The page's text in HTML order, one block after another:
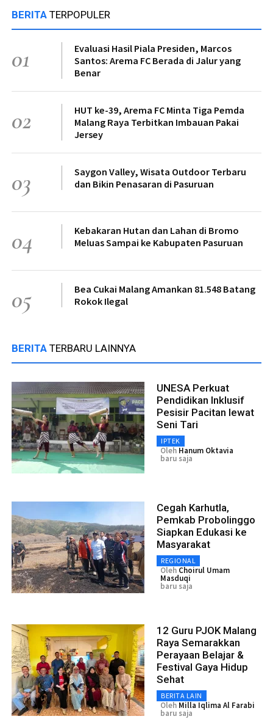
BERITA TERPOPULER
01
Evaluasi Hasil Piala Presiden, Marcos
Santos: Arema FC Berada di Jalur yang
Benar
02
HUT ke-39, Arema FC Minta Tiga Pemda
Malang Raya Terbitkan Imbauan Pakai
Jersey
03
Saygon Valley, Wisata Outdoor Terbaru
dan Bikin Penasaran di Pasuruan
04
Kebakaran Hutan dan Lahan di Bromo
Meluas Sampai ke Kabupaten Pasuruan
05
Bea Cukai Malang Amankan 81.548 Batang
Rokok Ilegal
BERITA TERBARU LAINNYA
UNESA Perkuat
Pendidikan Inklusif
Pesisir Pacitan lewat
Seni Tari
IPTEK
Oleh Hanum Oktavia
baru saja
Cegah Karhutla,
Pemkab Probolinggo
Siapkan Edukasi ke
Masyarakat
REGIONAL
Oleh Choirul Umam
Masduqi
baru saja
12 Guru PJOK Malang
Raya Semarakkan
Perayaan Belajar &
Festival Gaya Hidup
Sehat
BERITA LAIN
Oleh Milla Iqlima Al Farabi
baru saja